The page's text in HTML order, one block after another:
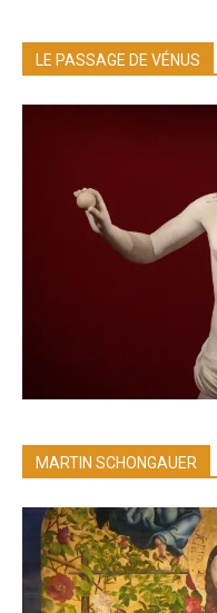
LE PASSAGE DE VÉNUS
MARTIN SCHONGAUER